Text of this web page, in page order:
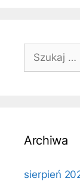
Szukaj:
Archiwa
sierpień